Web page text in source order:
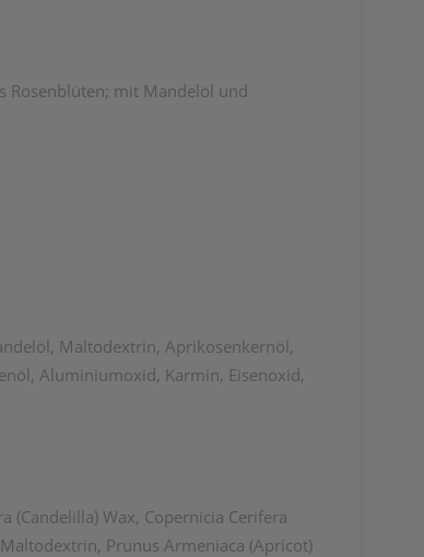
Rosenblüten; mit Mandelöl und
Maltodextrin, Aprikosenkernöl,
Aluminiumoxid, Karmin, Eisenoxid,
(Candelilla) Wax, Copernicia Cerifera
Prunus Armeniaca (Apricot)